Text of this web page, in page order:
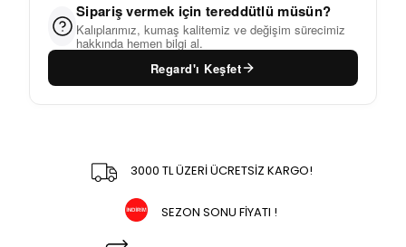
Sipariş vermek için tereddütlü müsün?
Kalıplarımız, kumaş kalitemiz ve değişim sürecimiz
hakkında hemen bilgi al.
Regard'ı Keşfet
3000 TL ÜZERİ ÜCRETSİZ KARGO!
SEZON SONU FİYATI !